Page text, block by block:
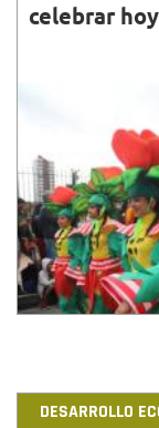
celebrar
Te invitamos a
la Secretaría
30 de abril el
DESARROLLO